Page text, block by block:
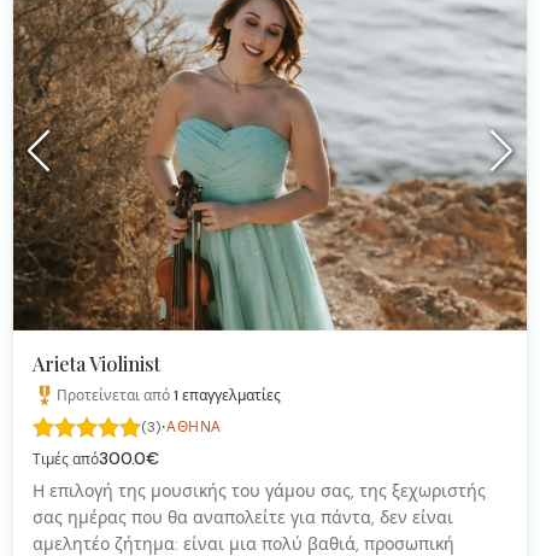
Arieta Violinist
Προτείνεται από1 επαγγελματίες
(3)·ΑΘΉΝΑ
Τιμές από300.0€
Η επιλογή της μουσικής του γάμου σας, της ξεχωριστής
σας ημέρας που θα αναπολείτε για πάντα, δεν είναι
αμελητέο ζήτημα: είναι μια πολύ βαθιά, προσωπική